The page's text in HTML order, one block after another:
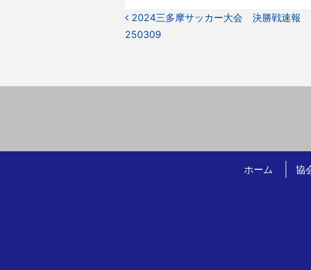
投
稿
ビ
シ
2024三多摩サッカー大会 決勝戦速報
250309
ホーム 協